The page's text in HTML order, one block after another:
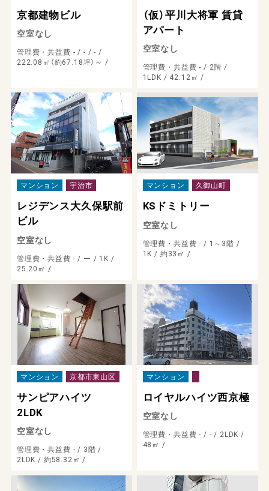
京都建物ビル
空室なし
管理費・共益費 - / - /- /
222.08㎡（約67.18坪）～ /
（仮）平川大将軍 賃貸
アパート
空室なし
管理費・共益費 - / 2階 /
1LDK / 42.12㎡ /
マンション 宇治市
レジデンス大久保駅前
ビル
空室なし
管理費・共益費 - / ー / 1K /
25.20㎡ /
マンション 久御山町
KSドミトリー
空室なし
管理費・共益費 - / 1～3階 /
1K / 約33㎡ /
マンション 京都市東山区
サンピアハイツ
2LDK
空室なし
管理費・共益費 - / 3階 /
2LDK / 約58.32㎡ /
マンション
ロイヤルハイツ西京極
空室なし
管理費・共益費 - / - / 2LDK /
48㎡ /